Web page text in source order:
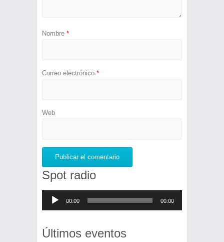
Nombre *
Correo electrónico *
Web
Spot radio
Reproductor
00:00 00:00
Últimos eventos